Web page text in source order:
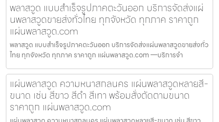
พลาสวูด แบบสำเร็จรูปภาคตะวันออก บริการจัดส่งแผ่
นพลาสวูดขายส่งทั่วไทย ทุกจังหวัด ทุกภาค ราคาถูก
แผ่นพลาสวูด.com
พลาสวูด แบบสำเร็จรูปภาคตะวันออก บริการจัดส่งแผ่นพลาสวูดขายส่งทั่ว
ไทย ทุกจังหวัด ทุกภาค ราคาถูก แผ่นพลาสวูด.com —บริการจำ
แผ่นพลาสวูด ความหนาสกลนคร แผ่นพลาสวูดหลายสี-
ขนาด เช่น สีขาว สีดำ สีเทา พร้อมสั่งตัดตามขนาด
ราคาถูก แผ่นพลาสวูด.com